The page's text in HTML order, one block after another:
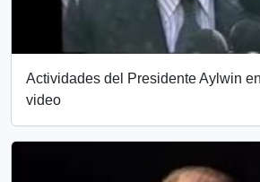
Actividades del Presidente Aylwin
video